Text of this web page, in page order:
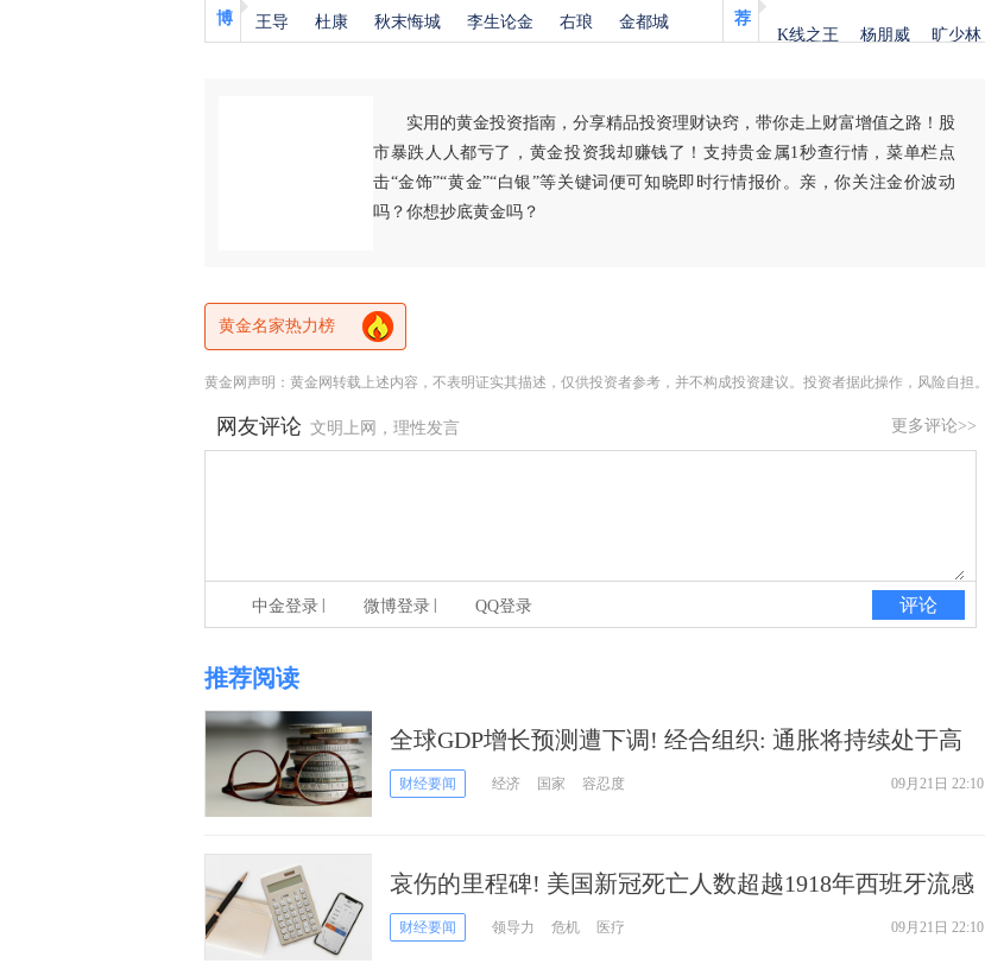
博
王导
杜康 秋末悔城 李生论金 右琅 金都城
荐
K线之王 杨朋威 旷少林
实用的黄金投资指南，分享精品投资理财诀窍，带你走上财富增值之路！股
市暴跌人人都亏了，黄金投资我却赚钱了！支持贵金属1秒查行情，菜单栏点
击“金饰”“黄金”“白银”等关键词便可知晓即时行情报价。亲，你关注金价波动
吗？你想抄底黄金吗？
黄金名家热力榜
黄金网声明：黄金网转载上述内容，不表明证实其描述，仅供投资者参考，并不构成投资建议。投资者据此操作，风险自担。
更多评论>>
网友评论 文明上网，理性发言
评论
中金登录 微博登录 QQ登录
推荐阅读
全球GDP增长预测遭下调! 经合组织: 通胀将持续处于高
水平 但呼吁央行在经济明确复苏前持续提供支持
财经要闻 经济 国家 容忍度 09月21日 22:10
哀伤的里程碑! 美国新冠死亡人数超越1918年西班牙流感
新一波感染造成每日近2000死
财经要闻 领导力 危机 医疗 09月21日 22:10